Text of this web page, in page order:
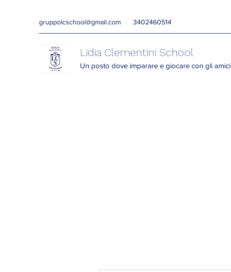
gruppolcschool@gmail.com 3402460514
Lidia Clementini School
Un posto dove imparare e giocare con gli amici